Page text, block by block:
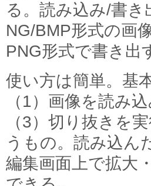
る。読み込み/書
NG/BMP形式の画
PNG形式で書き出
使い方は簡単。基
（1）画像を読み
（3）切り抜きを
うもの。読み込ん
編集画面上で拡大